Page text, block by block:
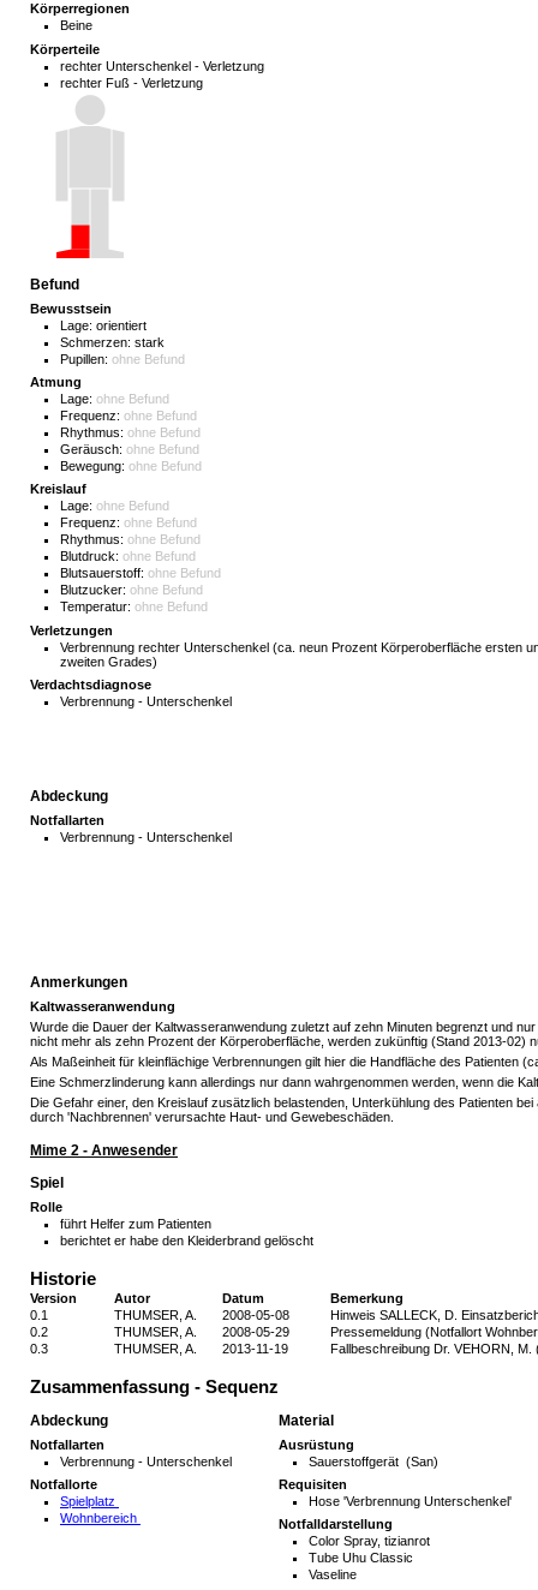
Körperregionen
Beine
Körperteile
rechter Unterschenkel - Verletzung
rechter Fuß - Verletzung
Befund
Bewusstsein
Lage: orientiert
Schmerzen: stark
Pupillen: ohne Befund
Atmung
Lage: ohne Befund
Frequenz: ohne Befund
Rhythmus: ohne Befund
Geräusch: ohne Befund
Bewegung: ohne Befund
Kreislauf
Lage: ohne Befund
Frequenz: ohne Befund
Rhythmus: ohne Befund
Blutdruck: ohne Befund
Blutsauerstoff: ohne Befund
Blutzucker: ohne Befund
Temperatur: ohne Befund
Verletzungen
Verbrennung rechter Unterschenkel (ca. neun Prozent Körperoberfläche ersten
zweiten Grades)
Verdachtsdiagnose
Verbrennung - Unterschenkel
Abdeckung
Notfallarten
Verbrennung - Unterschenkel
Anmerkungen
Kaltwasseranwendung
Wurde die Dauer der Kaltwasseranwendung zuletzt auf zehn Minuten begrenzt und
nicht mehr als zehn Prozent der Körperoberfläche, werden zukünftig (Stand 2013-02)
Als Maßeinheit für kleinflächige Verbrennungen gilt hier die Handfläche des Patienten
Eine Schmerzlinderung kann allerdings nur dann wahrgenommen werden, wenn die
Die Gefahr einer, den Kreislauf zusätzlich belastenden, Unterkühlung des Patienten
durch 'Nachbrennen' verursachte Haut- und Gewebeschäden.
Mime 2 - Anwesender
Spiel
Rolle
führt Helfer zum Patienten
berichtet er habe den Kleiderbrand gelöscht
Historie
Version Autor Datum
Bemerkung
0.1
THUMSER, A. 2008-05-08
Hinweis SALLECK, D.
0.2
THUMSER, A. 2008-05-29
Pressemeldung (Notfallort
0.3
THUMSER, A. 2013-11-19 Fallbeschreibung Dr. VEHORN, M.
Zusammenfassung - Sequenz
Abdeckung
Notfallarten
Verbrennung - Unterschenkel
Notfallorte
Spielplatz
Wohnbereich
Material
Ausrüstung
Sauerstoffgerät (San)
Requisiten
Hose 'Verbrennung Unterschenkel'
Notfalldarstellung
Color Spray, tizianrot
Tube Uhu Classic
Vaseline